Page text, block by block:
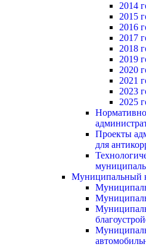
2014
2015
2016
2017
2018
2019
2020
2021
2023
2025
Проекты
для
Муниципальный